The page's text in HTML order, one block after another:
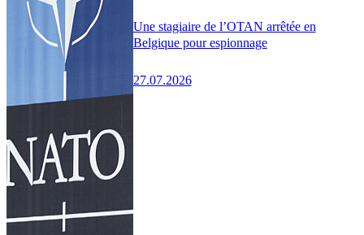
Une stagiaire de l’OTAN arrêtée en
Belgique pour espionnage
27.07.2026